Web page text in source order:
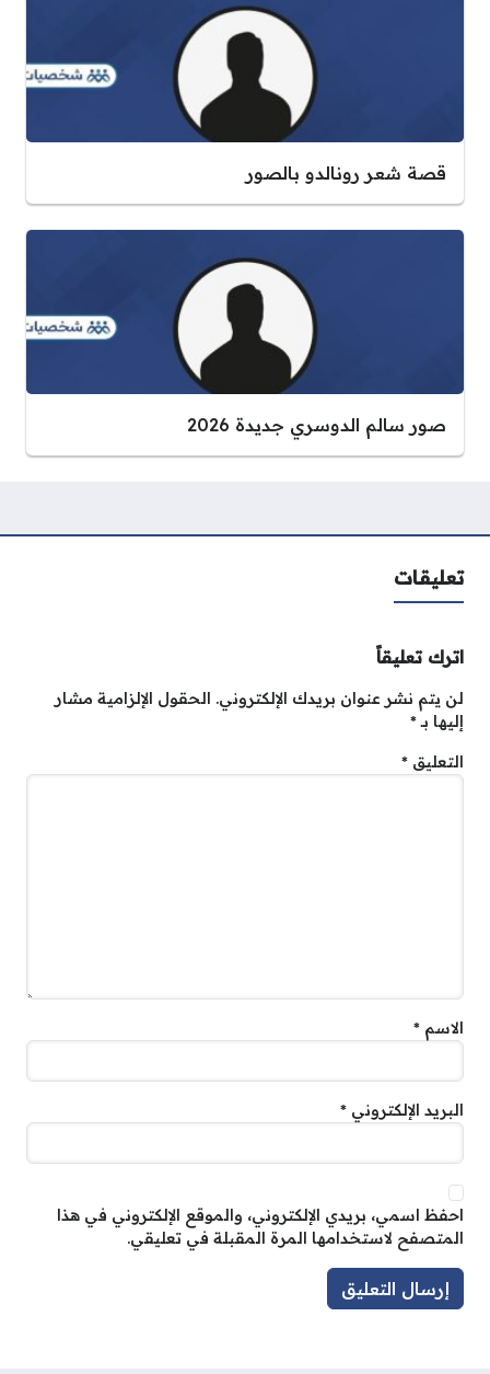
قصة شعر رونالدو بالصور
صور سالم الدوسري جديدة 2026
تعليقات
اترك تعليقاً
لن يتم نشر عنوان بريدك الإلكتروني. الحقول الإلزامية مشار
إليها بـ*
التعليق *
الاسم *
البريد الإلكتروني *
احفظ اسمي، بريدي الإلكتروني، والموقع الإلكتروني في هذا
المتصفح لاستخدامها المرة المقبلة في تعليقي.